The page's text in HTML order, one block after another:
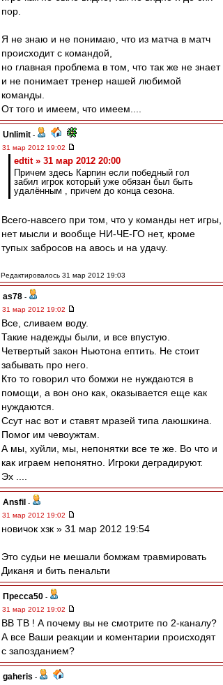
пор.
Я не знаю и не понимаю, что из матча в матч
происходит с командой,
но главная проблема в том, что так же не знает
и не понимает тренер нашей любимой
команды.
От того и имеем, что имеем....
Unlimit -
31 мар 2012 19:02
edtit » 31 мар 2012 20:00
Причем здесь Карпин если победный гол
забил игрок который уже обязан был быть
удалённым , причем до конца сезона.
Всего-навсего при том, что у команды нет игры,
нет мысли и вообще НИ-ЧЕ-ГО нет, кроме
тупых забросов на авось и на удачу.
Редактировалось 31 мар 2012 19:03
as78 -
31 мар 2012 19:02
Все, сливаем воду.
Такие надежды были, и все впустую.
Четвертый закон Ньютона ептить. Не стоит
забывать про него.
Кто то говорил что бомжи не нуждаются в
помощи, а вон оно как, оказывается еще как
нуждаются.
Ссут нас вот и ставят мразей типа лаюшкина.
Помог им чевоужтам.
А мы, хуйли, мы, непонятки все те же. Во что и
как играем непонятно. Игроки деградируют.
Эх ....
Ansfil -
31 мар 2012 19:02
новичок хзк » 31 мар 2012 19:54
Это судьи не мешали бомжам травмировать
Диканя и бить пенальти
Пресса50 -
31 мар 2012 19:02
ВВ ТВ ! А почему вы не смотрите по 2-каналу?
А все Ваши реакции и коментарии происходят
с запозданием?
gaheris -